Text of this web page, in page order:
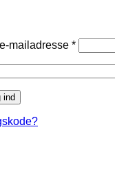
mailadresse *
ind